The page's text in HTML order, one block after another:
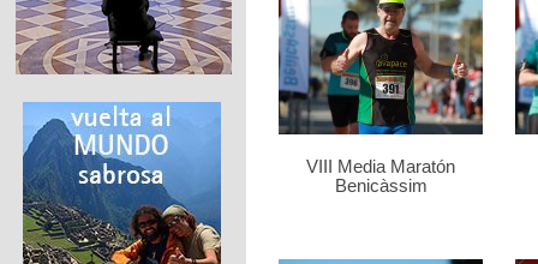
VIII Media Maratón
Benicàssim